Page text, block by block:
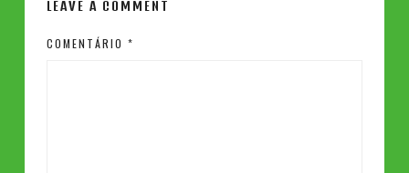
LEAVE A COMMENT
COMENTÁRIO *